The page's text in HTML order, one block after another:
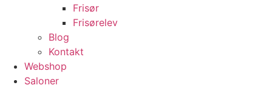
Frisør
Frisørelev
Blog
Kontakt
Webshop
Saloner